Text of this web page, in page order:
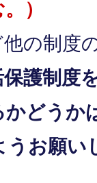
）
の制度
保護制度
どうか
お願い